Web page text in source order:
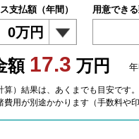
支払額（年間）
0万円
用意でき
額 17.3 万円
）結果は、あくまでも目安です
用が別途かかります（手数料や